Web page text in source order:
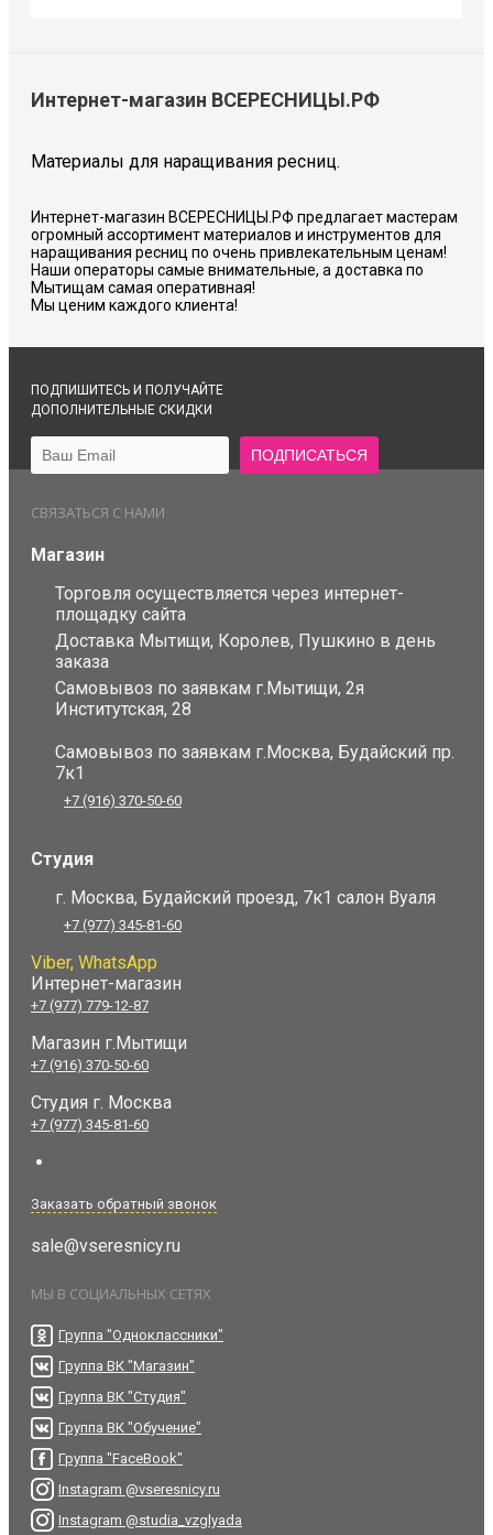
Интернет-магазин ВСЕРЕСНИЦЫ.РФ
Материалы для наращивания ресниц.
Интернет-магазин ВСЕРЕСНИЦЫ.РФ предлагает мастерам
огромный ассортимент материалов и инструментов для
наращивания ресниц по очень привлекательным ценам!
Наши операторы самые внимательные, а доставка по
Мытищам самая оперативная!
Мы ценим каждого клиента!
ПОДПИШИТЕСЬ И ПОЛУЧАЙТЕ
ДОПОЛНИТЕЛЬНЫЕ СКИДКИ
СВЯЗАТЬСЯ С НАМИ
Магазин
Торговля осуществляется через интернет-
площадку сайта
Доставка Мытищи, Королев, Пушкино в день
заказа
Самовывоз по заявкам г.Мытищи, 2я
Институтская, 28
Самовывоз по заявкам г.Москва, Будайский пр.
7к1
+7 (916) 370-50-60
Студия
г. Москва, Будайский проезд, 7к1 салон Вуаля
+7 (977) 345-81-60
Viber, WhatsApp
Интернет-магазин
+7 (977) 779-12-87
Магазин г.Мытищи
+7 (916) 370-50-60
Студия г. Москва
+7 (977) 345-81-60
Заказать обратный звонок
sale@vseresnicy.ru
МЫ В СОЦИАЛЬНЫХ СЕТЯХ
Группа "Одноклассники"
Группа ВК "Магазин"
Группа ВК "Студия"
Группа ВК "Обучение"
Группа "FaceBook"
Instagram @vseresnicy.ru
Instagram @studia_vzglyada